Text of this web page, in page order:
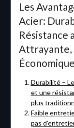
Les
Acier:
Résistance
Attrayante,
Durabilité –
et une
plus
Faible
pas